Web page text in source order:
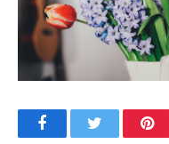
FacebookTwitter